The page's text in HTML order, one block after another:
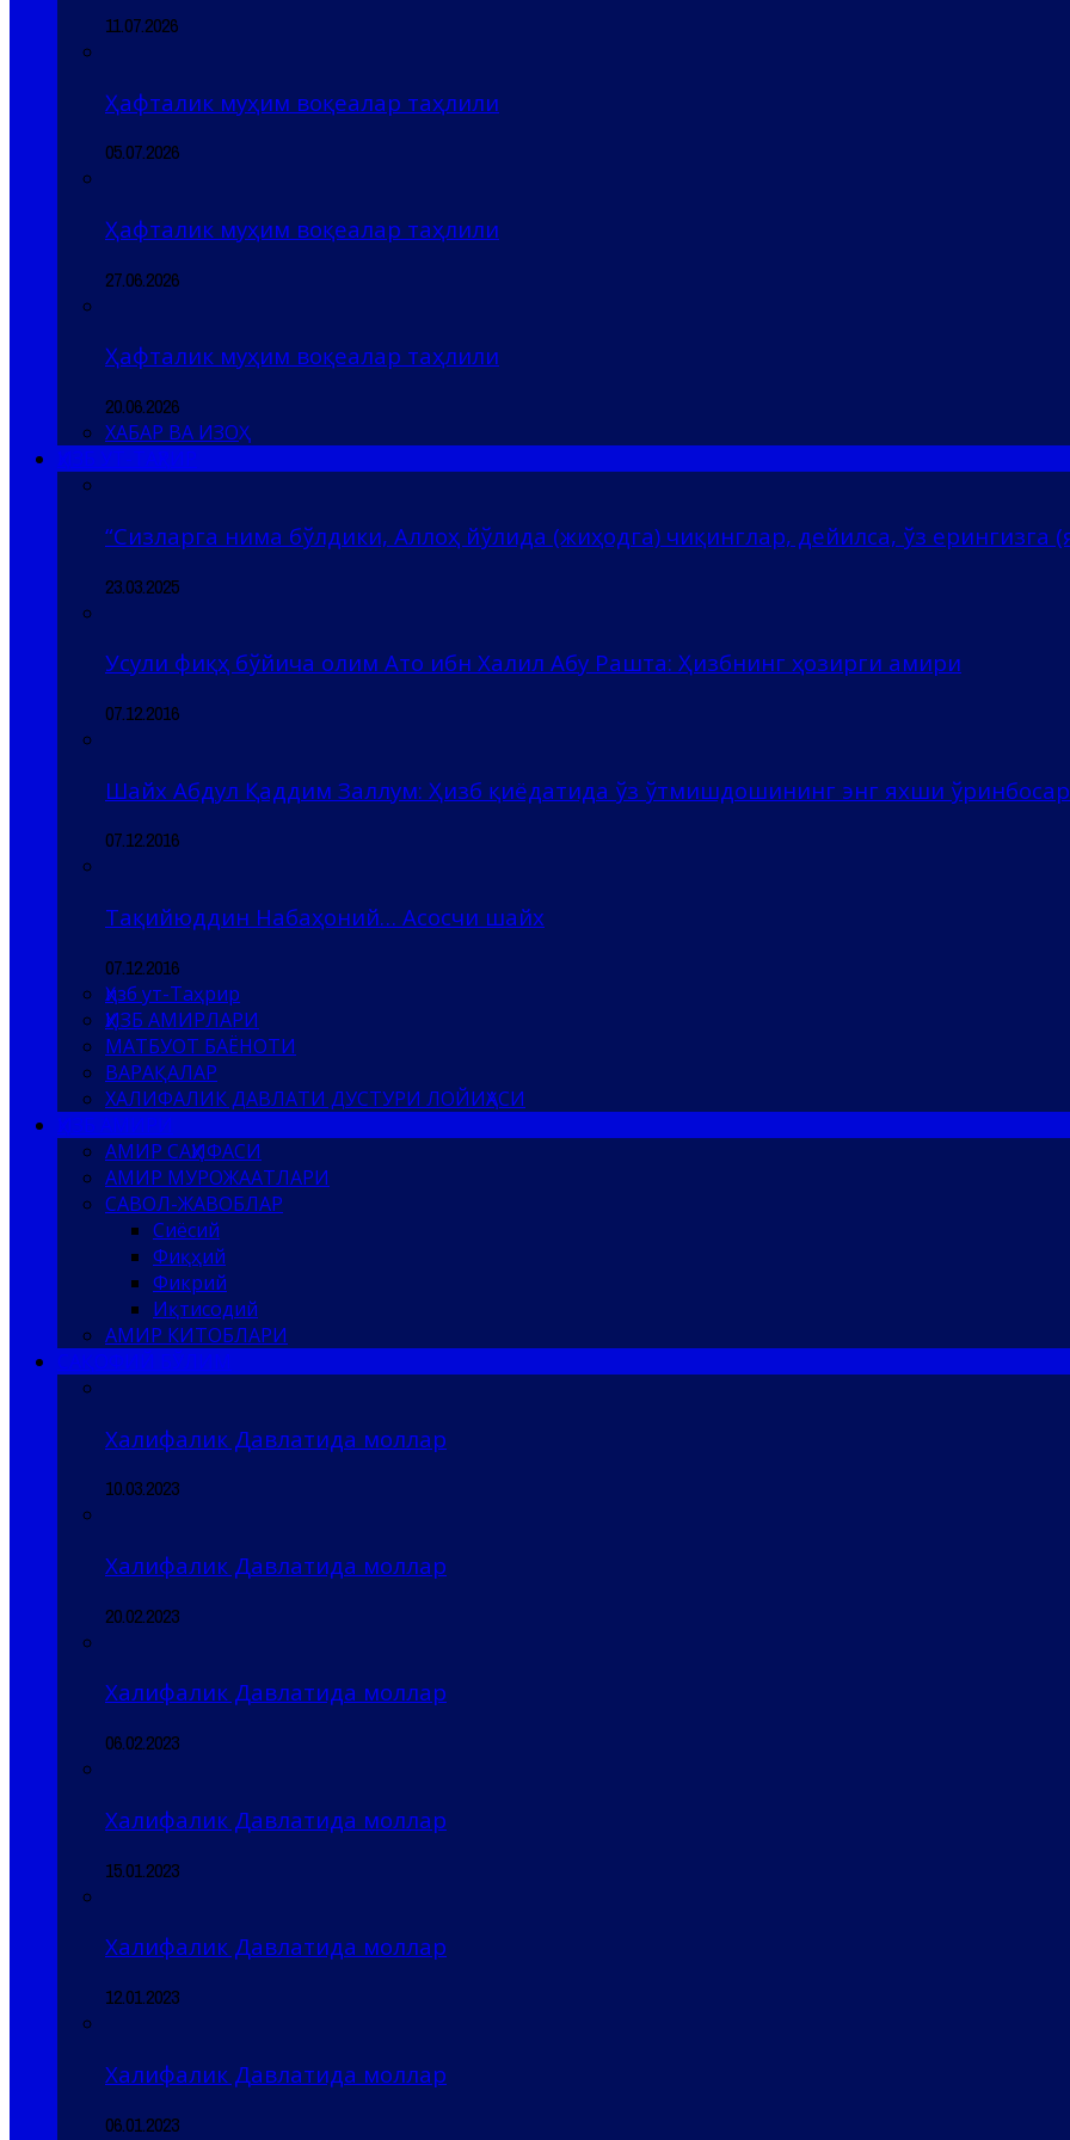
11.07.2026
Ҳафталик муҳим воқеалар таҳлили
05.07.2026
Ҳафталик муҳим воқеалар таҳлили
27.06.2026
Ҳафталик муҳим воқеалар таҳлили
20.06.2026
ХАБАР ВА ИЗОҲ
“Сизларга нима бўлдики, Аллоҳ йўлида (жиҳодга) чиқинглар, дейилса, ўз ерингизга
23.03.2025
Усули фиқҳ бўйича олим Ато ибн Халил Абу Рашта: Ҳизбнинг ҳозирги амири
07.12.2016
Шайх Абдул Қаддим Заллум: Ҳизб қиёдатида ўз ўтмишдошининг энг яхши
07.12.2016
Тақийюддин Набаҳоний… Асосчи шайх
07.12.2016
Ҳизб ут-Таҳрир
ҲИЗБ АМИРЛАРИ
МАТБУОТ БАЁНОТИ
ВАРАҚАЛАР
ХАЛИФАЛИК ДАВЛАТИ ДУСТУРИ ЛОЙИҲАСИ
АМИР САҲИФАСИ
АМИР МУРОЖААТЛАРИ
САВОЛ-ЖАВОБЛАР
Сиёсий
Фиқҳий
Фикрий
Иқтисодий
АМИР КИТОБЛАРИ
Халифалик Давлатида моллар
10.03.2023
Халифалик Давлатида моллар
20.02.2023
Халифалик Давлатида моллар
06.02.2023
Халифалик Давлатида моллар
15.01.2023
Халифалик Давлатида моллар
12.01.2023
Халифалик Давлатида моллар
06.01.2023